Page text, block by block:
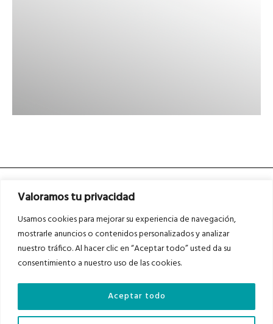
Valoramos tu privacidad
Usamos cookies para mejorar su experiencia de navegación,
mostrarle anuncios o contenidos personalizados y analizar
nuestro tráfico. Al hacer clic en “Aceptar todo” usted da su
consentimiento a nuestro uso de las cookies.
Aceptar todo
Asociados a
Auditados por